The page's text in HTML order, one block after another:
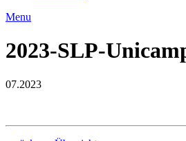
Menu
2023-SLP-
07.2023